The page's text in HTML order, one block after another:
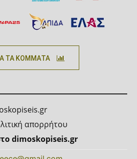
ΤΑ ΚΟΜΜΑΤΑ
απορρήτου
dimoskopiseis.gr